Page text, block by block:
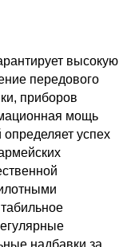
высокую
передового
приборов
мощь
успех
надбавки за